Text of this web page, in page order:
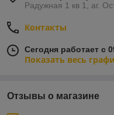
Радужная 1 кв 1, аг.
Контакты
Сегодня работает с
Показать весь
Отзывы о магазине